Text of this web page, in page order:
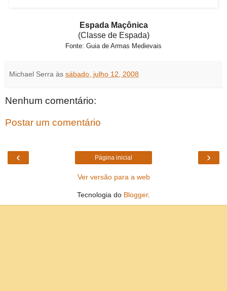
Espada Maçônica
(Classe de Espada)
Fonte: Guia de Armas Medievais
Michael Serra às sábado, julho 12, 2008
Nenhum comentário:
Postar um comentário
‹ ›
Página inicial
Ver versão para a web
Tecnologia do Blogger.